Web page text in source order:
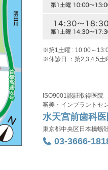
※第1土曜 : 10:00～
※休診日 ：第2,3,4,5土
ISO9001認証取得医院
審美・インプラントセ
水天宮前歯科
東京都中央区日本橋蛎
03-3666-